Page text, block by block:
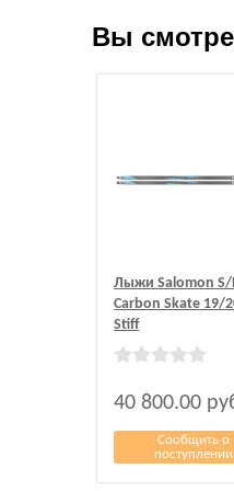
Вы
Лыжи Salomon S/
Carbon Skate 19/
Stiff
40 800.00
Сообщить о
поступлении